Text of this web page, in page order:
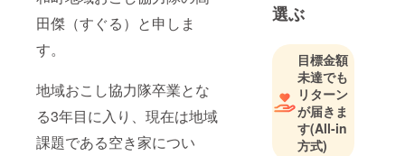
田傑（すぐる）と申しま
す。
地域おこし協力隊卒業とな
る3年目に入り、現在は地域
課題である空き家につい
文久元年
に建てられ
た歴史的価
値のある建
物です。
選ぶ
目標金額
未達でも
リターン
が届きま
す(All-in
方式)